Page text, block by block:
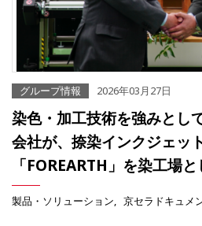
グループ情報 2026年03月27日
染色・加工技術を強みとし
会社が、捺染インクジェッ
「FOREARTH」を染工場
製品・ソリューション 京セラドキュメ